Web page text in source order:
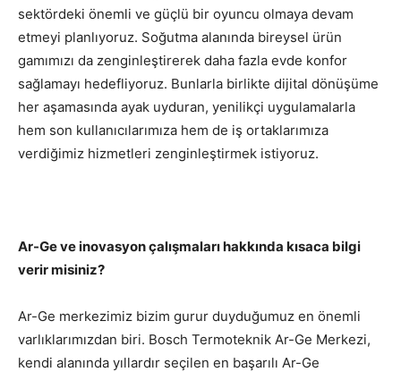
sektördeki önemli ve güçlü bir oyuncu olmaya devam
etmeyi planlıyoruz. Soğutma alanında bireysel ürün
gamımızı da zenginleştirerek daha fazla evde konfor
sağlamayı hedefliyoruz. Bunlarla birlikte dijital dönüşüme
her aşamasında ayak uyduran, yenilikçi uygulamalarla
hem son kullanıcılarımıza hem de iş ortaklarımıza
verdiğimiz hizmetleri zenginleştirmek istiyoruz.
Ar-Ge ve inovasyon çalışmaları hakkında kısaca bilgi
verir misiniz?
Ar-Ge merkezimiz bizim gurur duyduğumuz en önemli
varlıklarımızdan biri. Bosch Termoteknik Ar-Ge Merkezi,
kendi alanında yıllardır seçilen en başarılı Ar-Ge